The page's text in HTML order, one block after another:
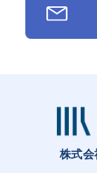
株式会